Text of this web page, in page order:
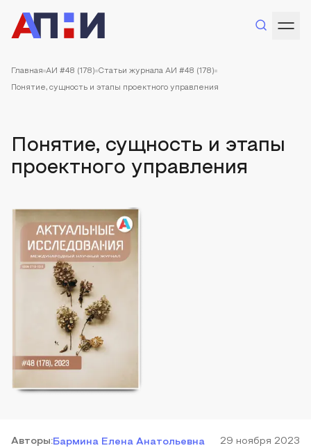
Главная АИ #48 (178) Статьи журнала АИ #48 (178)
Понятие, сущность и этапы проектного управления
Понятие, сущность и этапы
проектного управления
Авторы:Бармина Елена Анатольевна
29 ноября 2023